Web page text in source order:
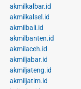
akmilkalbar.id
akmilkalsel.id
akmilbali.id
akmilbanten.id
akmilaceh.id
akmiljabar.id
akmiljateng.id
akmiljatim.id